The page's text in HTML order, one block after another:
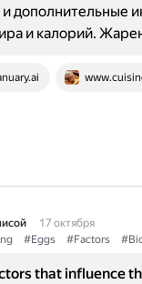
и дополнительные
и калорий.
17 октября
#Eggs #Factors
that influence